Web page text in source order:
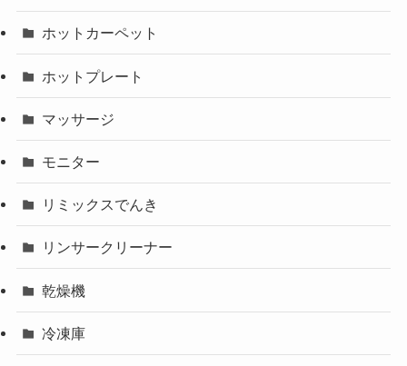
ホットカーペット
ホットプレート
マッサージ
モニター
リミックスでんき
リンサークリーナー
乾燥機
冷凍庫